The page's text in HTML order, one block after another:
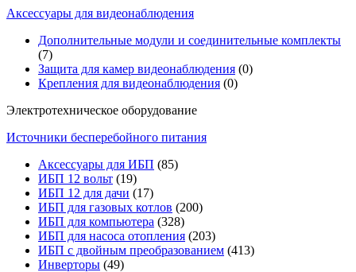
Аксессуары для видеонаблюдения
Дополнительные модули и соединительные комплекты
(7)
Защита для камер видеонаблюдения (0)
Крепления для видеонаблюдения (0)
Электротехническое оборудование
Источники бесперебойного питания
Аксессуары для ИБП (85)
ИБП 12 вольт (19)
ИБП 12 для дачи (17)
ИБП для газовых котлов (200)
ИБП для компьютера (328)
ИБП для насоса отопления (203)
ИБП с двойным преобразованием (413)
Инверторы (49)